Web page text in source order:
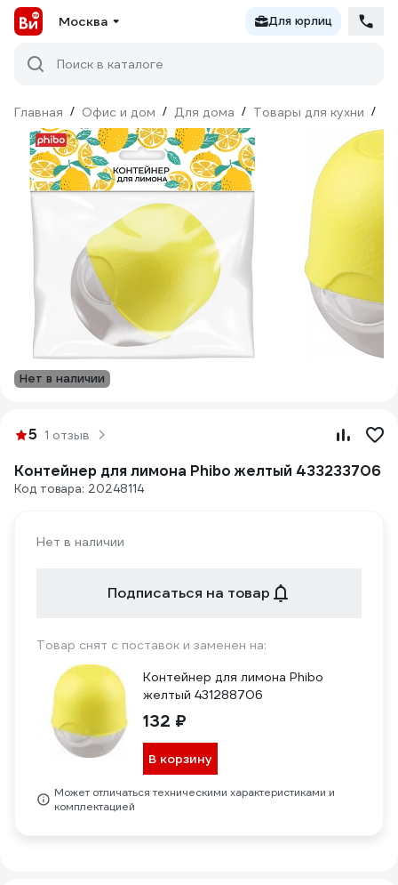
Москва Для юрлиц
Поиск в каталоге
Главная / Офис и дом / Для дома / Товары для кухни /
Нет в наличии
5 1 отзыв
Контейнер для лимона Phibo желтый 433233706
Код товара: 20248114
Нет в наличии
Подписаться на товар
Товар снят с поставок и заменен на:
Контейнер для лимона Phibo
желтый 431288706
132 ₽
В корзину
Может отличаться техническими характеристиками и
комплектацией